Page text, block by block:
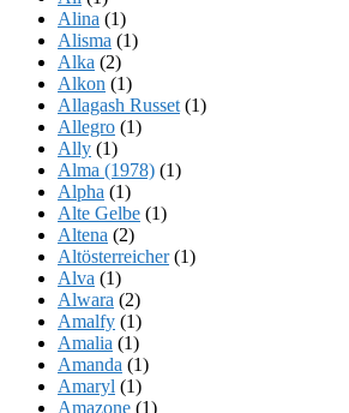
Alina (1)
Alisma (1)
Alka (2)
Alkon (1)
Allagash Russet (1)
Allegro (1)
Ally (1)
Alma (1978) (1)
Alpha (1)
Alte Gelbe (1)
Altena (2)
Altösterreicher(1)
Alva (1)
Alwara (2)
Amalfy (1)
Amalia (1)
Amanda (1)
Amaryl (1)
Amazone (1)